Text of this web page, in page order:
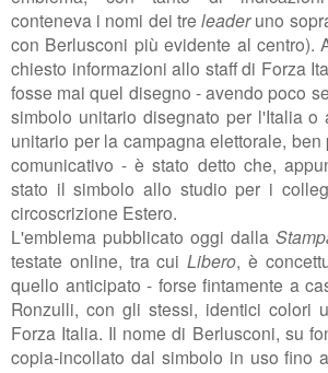
conteneva i nomi dei treleaderuno
con Berlusconi più evidente al centro).
chiesto informazioni allo staff di Forza
fosse mai quel disegno - avendo poco
simbolo unitario disegnato per l'Italia o
unitario per la campagna elettorale,
comunicativo - è stato detto che,
stato il simbolo allo studio per i
circoscrizione Estero.
L'emblema pubblicato oggi dalla
testate online, tra cui Libero, è
quello anticipato - forse fintamente a
Ronzulli, con gli stessi, identici colori
Forza Italia. Il nome di Berlusconi, su
copia-incollato dal simbolo in uso fino